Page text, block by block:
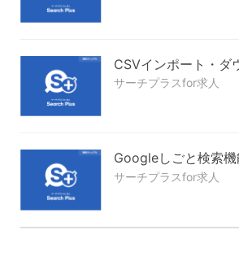
CSVインポート・ダ
サーチプラスfor求人
Googleしごと検索
サーチプラスfor求人